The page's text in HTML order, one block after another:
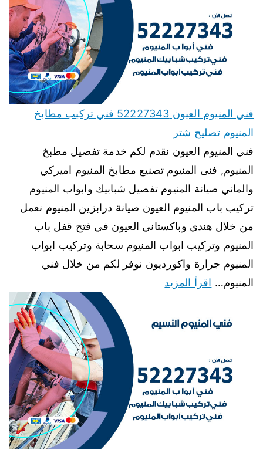
فني المنيوم العيون 52227343 فني تركيب مطابخ
المنيوم تصليح شتر
فني المنيوم العيون نقدم لكم خدمة تفصيل مطبخ
المنيوم, فنى المنيوم تصنيع مطابخ المنيوم اميركي
والماني صيانة المنيوم تفصيل شبابيك وابواب المنيوم
تركيب باب المنيوم العيون صيانة درابزين المنيوم نعمل
من خلال هندي وباكستاني العيون في فتح قفل باب
المنيوم وتركيب ابواب المنيوم سحابة وتركيب ابواب
المنيوم جرارة واكورديون نوفر لكم من خلال فني
المنيوم… اقرأ المزيد